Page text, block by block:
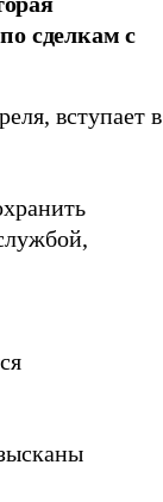
сделкам с
вступает в